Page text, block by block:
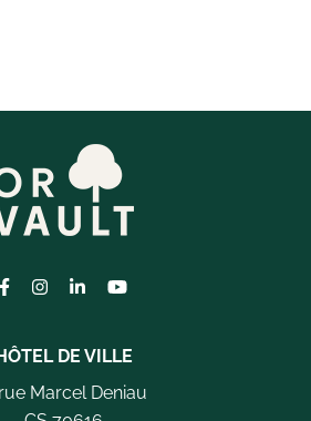
Lien vers le compte Facebook
Lien vers le compte Instagram
Lien vers le compte Linkedin
Lien vers la chaîne
DE VILLE
Marcel Deniau